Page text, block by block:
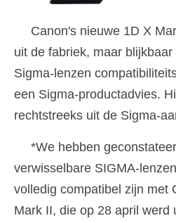
Canon's nieuwe 1D X
uit de fabriek, maar
Sigma-lenzen
een Sigma-productadvies.
rechtstreeks uit de Sigma-
*We hebben
verwisselbare SIGMA-
volledig compatibel zijn met
Mark II, die op 28 april werd